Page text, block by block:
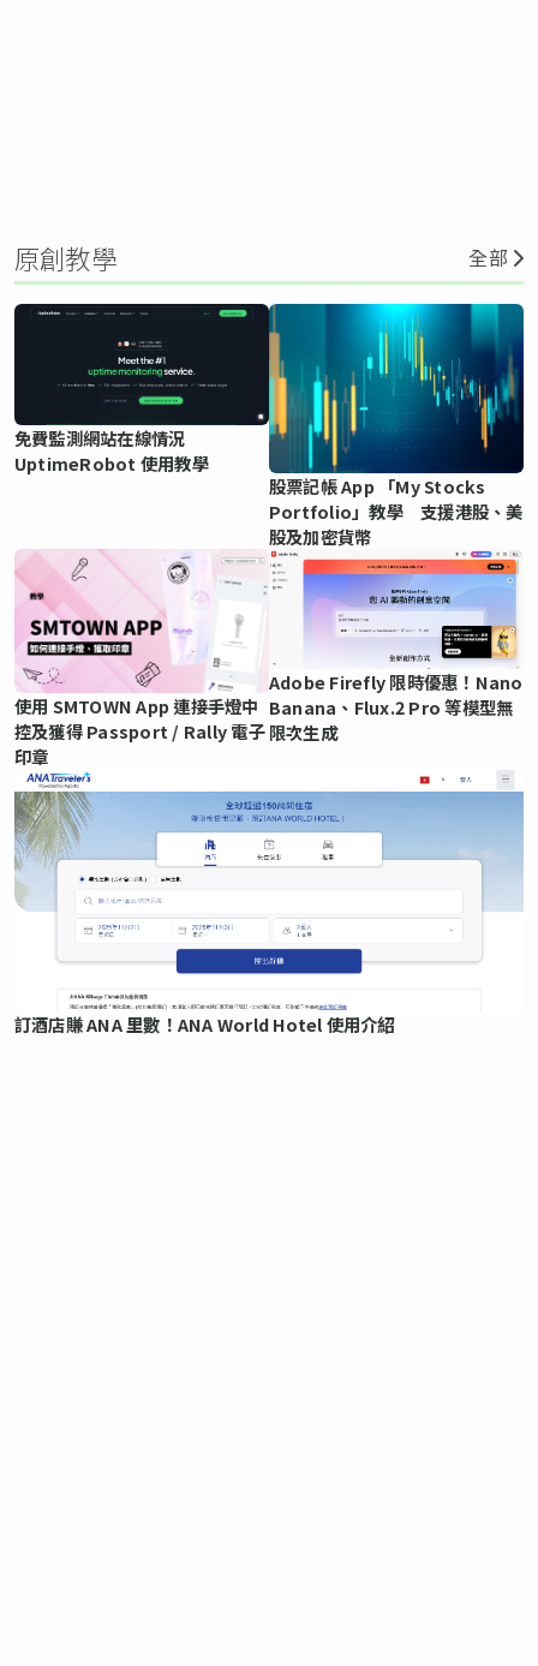
原創教學 全部
免費監測網站在線情況
UptimeRobot 使用教學
股票記帳 App 「My Stocks
Portfolio」教學 支援港股、美
股及加密貨幣
使用 SMTOWN App 連接手燈中
控及獲得 Passport / Rally 電子
印章
Adobe Firefly 限時優惠！Nano
Banana、Flux.2 Pro 等模型無
限次生成
訂酒店賺 ANA 里數！ANA World Hotel 使用介紹